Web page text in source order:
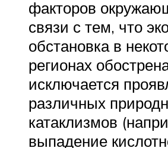
факторов
связи с тем, что
обстановка в
регионах
исключается
различных
катаклизмов
выпадение